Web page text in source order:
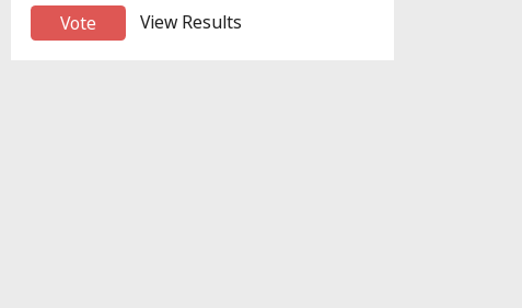
View Results